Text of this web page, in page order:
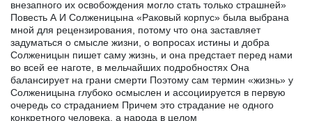
внезапного их освобождения могло стать только страшней»
Повесть А И Солженицына «Раковый корпус» была выбрана
мной для рецензирования, потому что она заставляет
задуматься о смысле жизни, о вопросах истины и добра
Солженицын пишет саму жизнь, и она предстает перед нами
во всей ее наготе, в мельчайших подробностях Она
балансирует на грани смерти Поэтому сам термин «жизнь» у
Солженицына глубоко осмыслен и ассоциируется в первую
очередь со страданием Причем это страдание не одного
конкретного человека, а народа в целом